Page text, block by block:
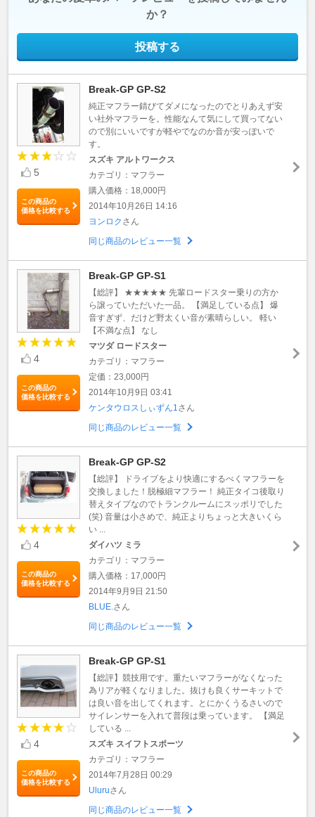
か？
投稿する
5
この商品の
価格を比較する
Break-GP GP-S2
純正マフラー錆びてダメになったのでとりあえず安
い社外マフラーを。性能なんて気にして買ってない
ので別にいいですが軽やでなのか音が安っぽいで
す。
スズキ アルトワークス
カテゴリ：マフラー
購入価格：18,000円
2014年10月26日 14:16
ヨンロク さん
同じ商品のレビュー一覧
4
この商品の
価格を比較する
Break-GP GP-S1
【総評】 ★★★★★ 先輩ロードスター乗りの方か
ら譲っていただいた一品。 【満足している点】 爆
音すぎず、だけど野太くい音が素晴らしい。 軽い
【不満な点】 なし
マツダ ロードスター
カテゴリ：マフラー
定価：23,000円
2014年10月9日 03:41
ケンタウロスしぃずん1 さん
同じ商品のレビュー一覧
4
この商品の
価格を比較する
Break-GP GP-S2
【総評】 ドライブをより快適にするべくマフラーを
交換しました！脱極細マフラー！ 純正タイコ後取り
替えタイプなのでトランクルームにスッポリでした
(笑) 音量は小さめで、純正よりちょっと大きいくら
い ...
ダイハツ ミラ
カテゴリ：マフラー
購入価格：17,000円
2014年9月9日 21:50
BLUE. さん
同じ商品のレビュー一覧
4
この商品の
価格を比較する
Break-GP GP-S1
【総評】競技用です。重たいマフラーがなくなった
為リアが軽くなりました。抜けも良くサーキットで
は良い音を出してくれます。とにかくうるさいので
サイレンサーを入れて普段は乗っています。 【満足
している ...
スズキ スイフトスポーツ
カテゴリ：マフラー
2014年7月28日 00:29
Uluruさん
同じ商品のレビュー一覧